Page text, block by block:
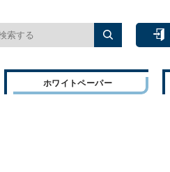
ホワイトペーパー